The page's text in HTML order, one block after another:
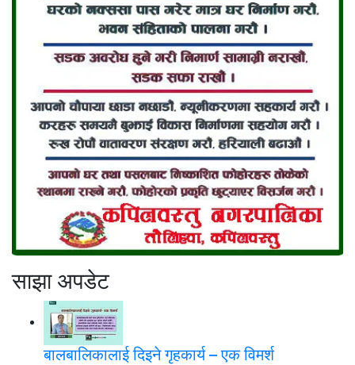
साझा अपडेट
बालबालिकालाई दिइने गृहकार्य – एक विमर्श